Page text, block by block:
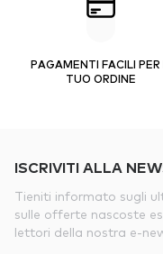
PAGAMENTI FACILI PER
TUO ORDINE
ISCRIVITI ALLA
Tieniti informato sugli
sulle offerte nascoste
lettori della nostra e-